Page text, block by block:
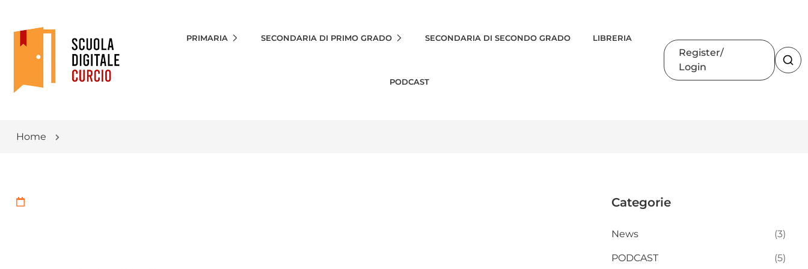
PRIMARIA SECONDARIA DI PRIMO GRADO SECONDARIA DI SECONDO GRADO LIBRERIA
PODCAST
Register
Login
Home
Categorie
News (3)
PODCAST (5)